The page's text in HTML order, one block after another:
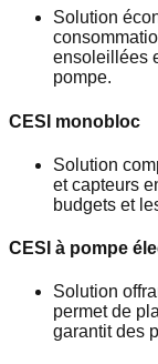
Solution
ensoleillées
pompe.
CESI monobloc
Solution
et capteurs
budgets et
CESI à pompe
Solution
permet de
garantit des